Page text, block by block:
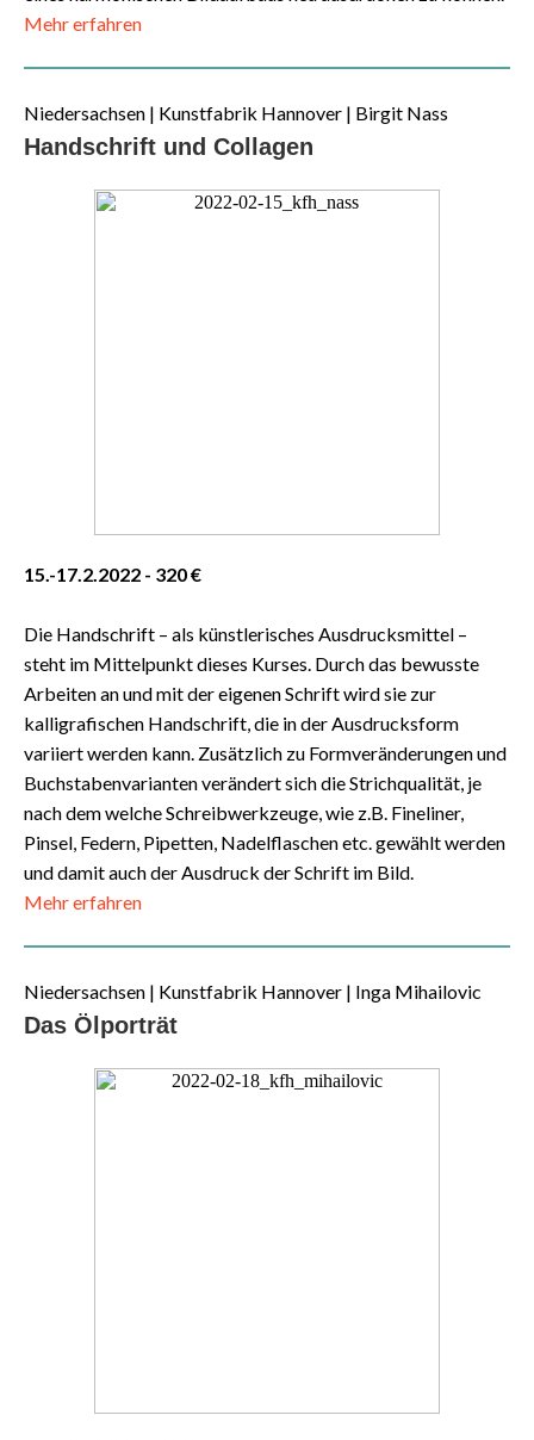
Mehr erfahren
Niedersachsen | Kunstfabrik Hannover | Birgit Nass
Handschrift und Collagen
15.-17.2.2022 - 320 €
Die Handschrift – als künstlerisches Ausdrucksmittel –
steht im Mittelpunkt dieses Kurses. Durch das bewusste
Arbeiten an und mit der eigenen Schrift wird sie zur
kalligrafischen Handschrift, die in der Ausdrucksform
variiert werden kann. Zusätzlich zu Formveränderungen und
Buchstabenvarianten verändert sich die Strichqualität, je
nach dem welche Schreibwerkzeuge, wie z.B. Fineliner,
Pinsel, Federn, Pipetten, Nadelflaschen etc. gewählt werden
und damit auch der Ausdruck der Schrift im Bild.
Mehr erfahren
Niedersachsen | Kunstfabrik Hannover | Inga Mihailovic
Das Ölporträt